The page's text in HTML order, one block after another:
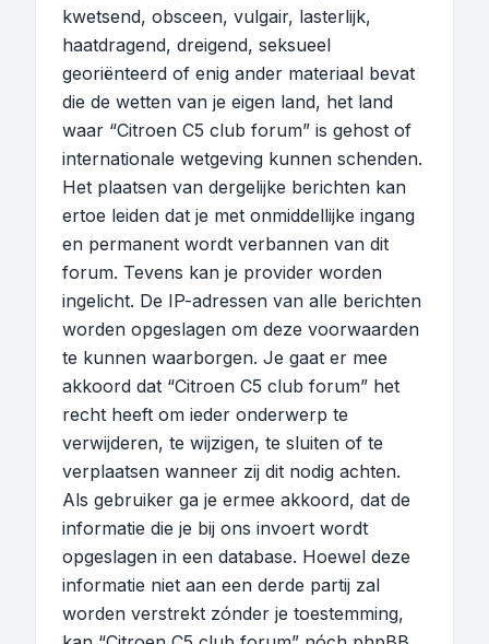
kwetsend, obsceen, vulgair, lasterlijk,
haatdragend, dreigend, seksueel
georiënteerd of enig ander materiaal bevat
die de wetten van je eigen land, het land
waar “Citroen C5 club forum” is gehost of
internationale wetgeving kunnen schenden.
Het plaatsen van dergelijke berichten kan
ertoe leiden dat je met onmiddellijke ingang
en permanent wordt verbannen van dit
forum. Tevens kan je provider worden
ingelicht. De IP-adressen van alle berichten
worden opgeslagen om deze voorwaarden
te kunnen waarborgen. Je gaat er mee
akkoord dat “Citroen C5 club forum” het
recht heeft om ieder onderwerp te
verwijderen, te wijzigen, te sluiten of te
verplaatsen wanneer zij dit nodig achten.
Als gebruiker ga je ermee akkoord, dat de
informatie die je bij ons invoert wordt
opgeslagen in een database. Hoewel deze
informatie niet aan een derde partij zal
worden verstrekt zónder je toestemming,